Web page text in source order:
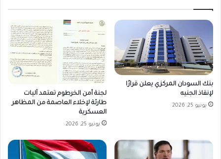
بنك السودان المركزي يعلن قرارًا
لإنقاذ الجنيه
يونيو 25, 2026
لجنة أمن الخرطوم تعتمد آليات
طارئة لإخلاء العاصمة من المظاهر
العسكرية
يونيو 25, 2026